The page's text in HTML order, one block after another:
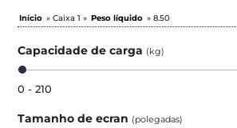
Início » Caixa 1 » Peso líquido » 8.50
Capacidade de carga (kg)
0 - 210
Tamanho de ecran (polegadas)